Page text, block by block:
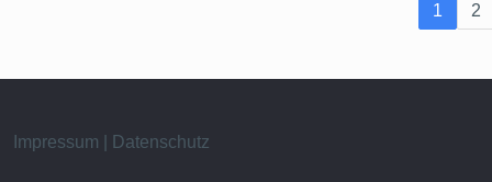
1 2
Impressum | Datenschutz